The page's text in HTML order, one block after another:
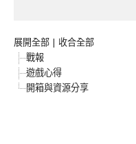
展開全部 | 收合全部
戰報
遊戲心得
開箱與資源分享